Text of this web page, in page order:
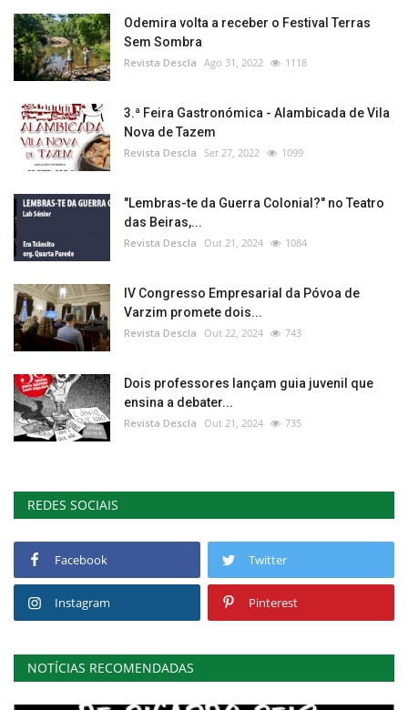
Odemira volta a receber o Festival Terras
Sem Sombra
Revista Descla Ago 31, 2022 1118
3.ª Feira Gastronómica - Alambicada de Vila
Nova de Tazem
Revista Descla Set 27, 2022 1099
"Lembras-te da Guerra Colonial?" no Teatro
das Beiras,...
Revista Descla Out 21, 2024 1084
IV Congresso Empresarial da Póvoa de
Varzim promete dois...
Revista Descla Out 22, 2024 743
Dois professores lançam guia juvenil que
ensina a debater...
Revista Descla Out 21, 2024 735
REDES SOCIAIS
Facebook Twitter
Instagram Pinterest
NOTÍCIAS RECOMENDADAS